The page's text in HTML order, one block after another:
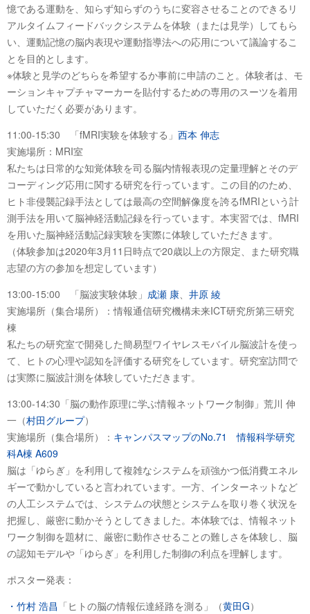
憶である運動を、知らず知らずのうちに変容させることのできるリ
アルタイムフィードバックシステムを体験（または見学）してもら
い、運動記憶の脳内表現や運動指導法への応用について議論するこ
とを目的とします。
※体験と見学のどちらを希望するか事前に申請のこと。体験者は、モ
ーションキャプチャマーカーを貼付するための専用のスーツを着用
していただく必要があります。
11:00-15:30 「fMRI実験を体験する」 西本 伸志
実施場所：MRI室
私たちは日常的な知覚体験を司る脳内情報表現の定量理解とそのデ
コーディング応用に関する研究を行っています。この目的のため、
ヒト非侵襲記録手法としては最高の空間解像度を誇るfMRIという計
測手法を用いて脳神経活動記録を行っています。本実習では、fMRI
を用いた脳神経活動記録実験を実際に体験していただきます。
（体験参加は2020年3月11日時点で20歳以上の方限定、また研究職
志望の方の参加を想定しています）
13:00-15:00 「脳波実験体験」 成瀬 康、 井原 綾
実施場所（集合場所）：情報通信研究機構未来ICT研究所第三研究
棟
私たちの研究室で開発した簡易型ワイヤレスモバイル脳波計を使っ
て、ヒトの心理や認知を評価する研究をしています。研究室訪問で
は実際に脳波計測を体験していただきます。
13:00-14:30「脳の動作原理に学ぶ情報ネットワーク制御」荒川 伸
一（村田グループ）
実施場所（集合場所）： キャンパスマップのNo.71 情報科学研究
科A棟 A609
脳は「ゆらぎ」を利用して複雑なシステムを頑強かつ低消費エネル
ギーで動かしていると言われています。一方、インターネットなど
の人工システムでは、システムの状態とシステムを取り巻く状況を
把握し、厳密に動かそうとしてきました。本体験では、情報ネット
ワーク制御を題材に、厳密に動作させることの難しさを体験し、脳
の認知モデルや「ゆらぎ」を利用した制御の利点を理解します。
ポスター発表：
・竹村 浩昌 「ヒトの脳の情報伝達経路を測る」（黄田G）